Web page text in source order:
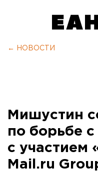
← НОВОСТИ
Мишустин
по борьбе
с участием
Mail.ru